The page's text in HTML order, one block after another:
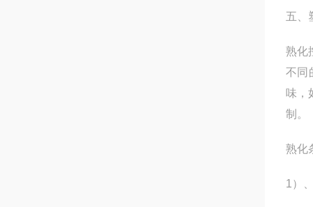
五、
熟化
不同
味，
制。
熟化
1 ）